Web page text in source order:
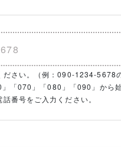
ださい。（例：090-1234-5678
「070」「080」「090」から
番号をご入力ください。